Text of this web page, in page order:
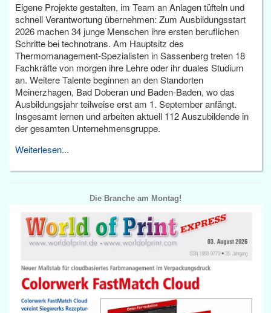
Eigene Projekte gestalten, im Team an Anlagen tüfteln und
schnell Verantwortung übernehmen: Zum Ausbildungsstart
2026 machen 34 junge Menschen ihre ersten beruflichen
Schritte bei technotrans. Am Hauptsitz des
Thermomanagement-Spezialisten in Sassenberg treten 18
Fachkräfte von morgen ihre Lehre oder ihr duales Studium
an. Weitere Talente beginnen an den Standorten
Meinerzhagen, Bad Doberan und Baden-Baden, wo das
Ausbildungsjahr teilweise erst am 1. September anfängt.
Insgesamt lernen und arbeiten aktuell 112 Auszubildende in
der gesamten Unternehmensgruppe.
Weiterlesen...
Die Branche am Montag!